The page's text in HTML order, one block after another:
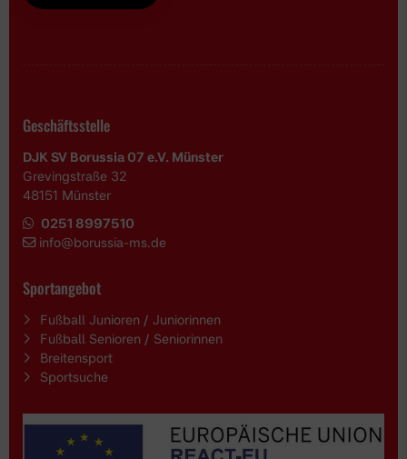
Geschäftsstelle
DJK SV Borussia 07 e.V. Münster
Grevingstraße 32
48151 Münster
0251 8997510
info@borussia-ms.de
Sportangebot
Fußball Junioren / Juniorinnen
Fußball Senioren / Seniorinnen
Breitensport
Sportsuche